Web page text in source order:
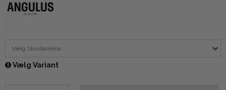
Vælg Skostørrelse
Vælg Variant